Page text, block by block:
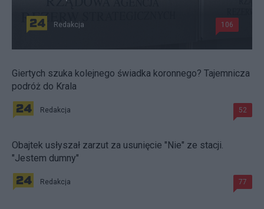
Redakcja 106
Giertych szuka kolejnego świadka koronnego? Tajemnicza
podróż do Krala
Redakcja 52
Obajtek usłyszał zarzut za usunięcie "Nie" ze stacji.
"Jestem dumny"
Redakcja 77